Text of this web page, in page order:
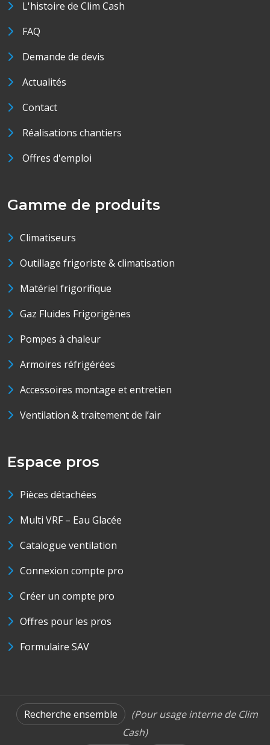
L'histoire de Clim Cash
FAQ
Demande de devis
Actualités
Contact
Réalisations chantiers
Offres d'emploi
Gamme de produits
Climatiseurs
Outillage frigoriste & climatisation
Matériel frigorifique
Gaz Fluides Frigorigènes
Pompes à chaleur
Armoires réfrigérées
Accessoires montage et entretien
Ventilation & traitement de l’air
Espace pros
Pièces détachées
Multi VRF – Eau Glacée
Catalogue ventilation
Connexion compte pro
Créer un compte pro
Offres pour les pros
Formulaire SAV
Recherche ensemble
(Pour usage interne de Clim
Cash)